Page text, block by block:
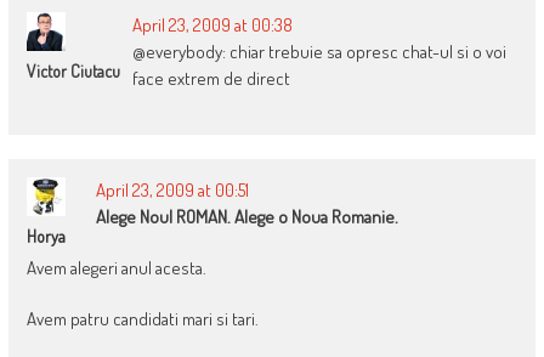
Victor Ciutacu
April 23, 2009 at 00:38
@everybody: chiar trebuie sa opresc chat-ul si o voi
face extrem de direct
Horya
April 23, 2009 at 00:51
Alege Noul ROMAN. Alege o Noua Romanie.
Avem alegeri anul acesta.
Avem patru candidati mari si tari.